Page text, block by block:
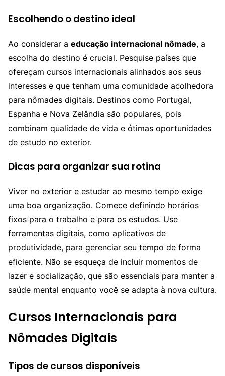
Escolhendo o destino ideal
Ao considerar a educação internacional nômade, a
escolha do destino é crucial. Pesquise países que
ofereçam cursos internacionais alinhados aos seus
interesses e que tenham uma comunidade acolhedora
para nômades digitais. Destinos como Portugal,
Espanha e Nova Zelândia são populares, pois
combinam qualidade de vida e ótimas oportunidades
de estudo no exterior.
Dicas para organizar sua rotina
Viver no exterior e estudar ao mesmo tempo exige
uma boa organização. Comece definindo horários
fixos para o trabalho e para os estudos. Use
ferramentas digitais, como aplicativos de
produtividade, para gerenciar seu tempo de forma
eficiente. Não se esqueça de incluir momentos de
lazer e socialização, que são essenciais para manter a
saúde mental enquanto você se adapta à nova cultura.
Cursos Internacionais para
Nômades Digitais
Tipos de cursos disponíveis